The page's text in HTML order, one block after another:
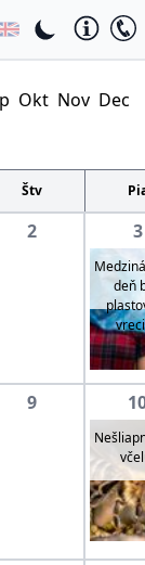
Okt Nov Dec
Štv
2 3
deň
9